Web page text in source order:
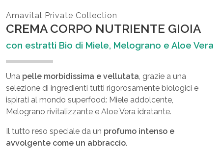
Amavital Private Collection
CREMA CORPO NUTRIENTE GIOIA
con estratti Bio di Miele, Melograno e Aloe Vera
Una pelle morbidissima e vellutata, grazie a una
selezione di ingredienti tutti rigorosamente biologici e
ispirati al mondo superfood: Miele addolcente,
Melograno rivitalizzante e Aloe Vera idratante.
Il tutto reso speciale da un profumo intenso e
avvolgente come un abbraccio.